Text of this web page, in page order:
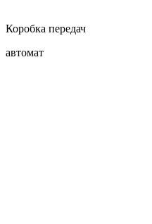
Коробка передач
автомат